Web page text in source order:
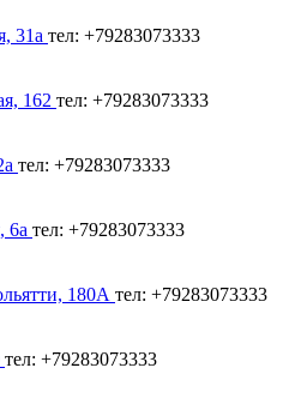
31а тел: +79283073333
162 тел: +79283073333
тел: +79283073333
6а тел: +79283073333
180А тел: +79283073333
тел: +79283073333